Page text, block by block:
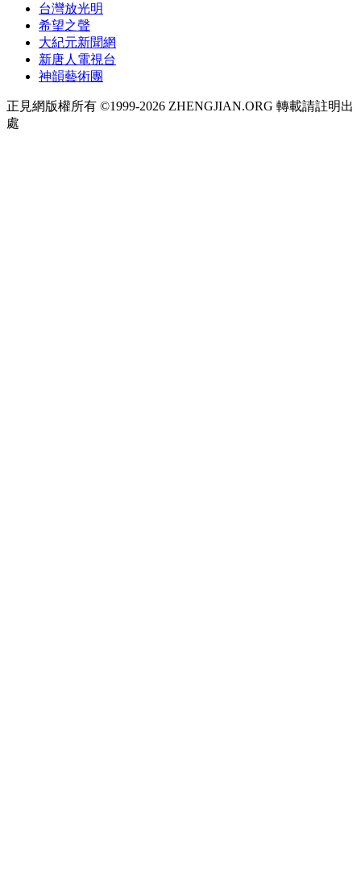
台灣放光明
希望之聲
大紀元新聞網
新唐人電視台
神韻藝術團
正見網版權所有 ©1999-2026 ZHENGJIAN.ORG 轉載請註明出
處